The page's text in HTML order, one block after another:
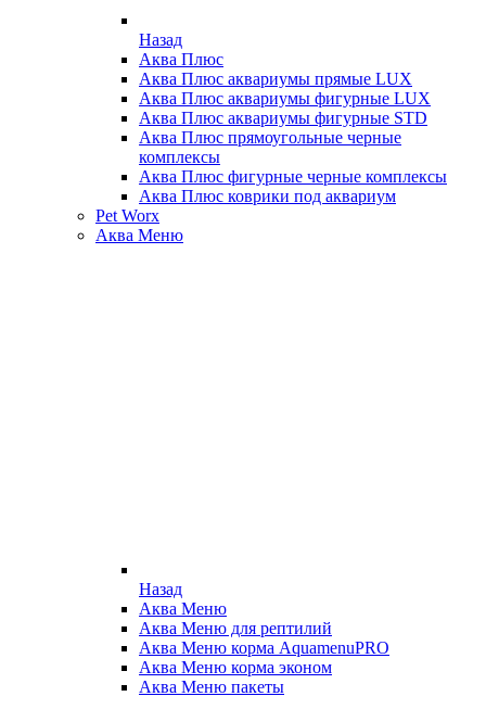
Назад
Аква Плюс
Аква Плюс аквариумы прямые LUX
Аква Плюс аквариумы фигурные LUX
Аква Плюс аквариумы фигурные STD
Аква Плюс прямоугольные черные
комплексы
Аква Плюс фигурные черные комплексы
Аква Плюс коврики под аквариум
Pet Worx
Аква Меню
Назад
Аква Меню
Аква Меню для рептилий
Аква Меню корма AquamenuPRO
Аква Меню корма эконом
Аква Меню пакеты